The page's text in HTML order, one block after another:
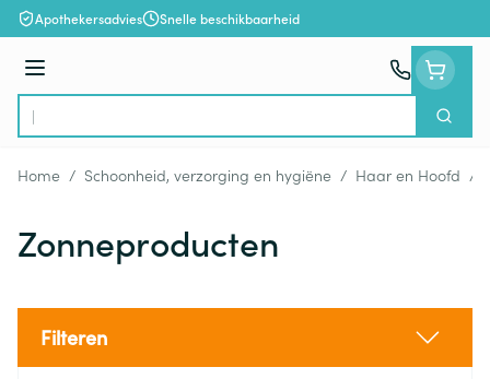
Ga naar de inhoud
Apothekersadvies Snelle beschikbaarheid
Menu
Product, merk, categorie...
Zoek
Home / Schoonheid, verzorging en hygiëne / Haar en Hoofd /
Zonneproducten
Filteren